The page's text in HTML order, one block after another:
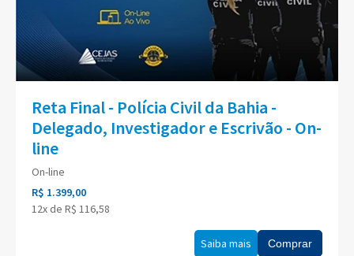
Reta Final - Polícia Civil da Bahia -
Delegado, Investigador e Escrivão - On-
line
On-line
R$ 1.399,00
12x de R$ 116,58
Saiba mais Comprar